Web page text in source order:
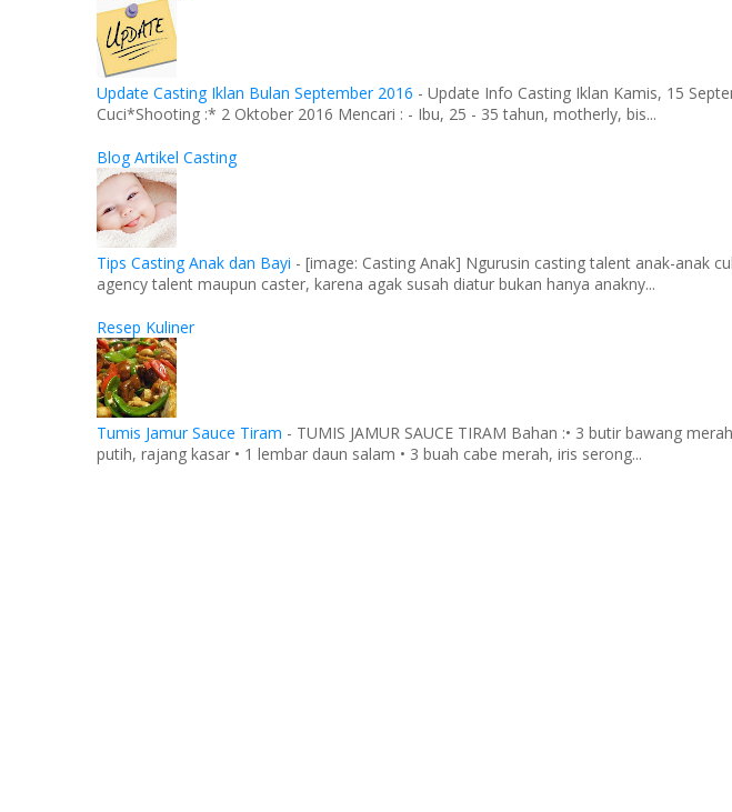
Update Casting Iklan Bulan September 2016 - Update Info Casting Iklan Kamis, 15
Cuci*Shooting :* 2 Oktober 2016 Mencari : - Ibu, 25 - 35 tahun, motherly, bis...
Blog Artikel Casting
Tips Casting Anak dan Bayi - [image: Casting Anak] Ngurusin casting talent anak-anak
agency talent maupun caster, karena agak susah diatur bukan hanya anakny...
Resep Kuliner
Tumis Jamur Sauce Tiram - TUMIS JAMUR SAUCE TIRAM Bahan :• 3 butir bawang
putih, rajang kasar • 1 lembar daun salam • 3 buah cabe merah, iris serong...